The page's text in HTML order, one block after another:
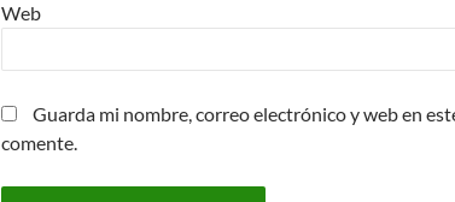
Web
Guarda mi nombre, correo electrónico y web en
comente.